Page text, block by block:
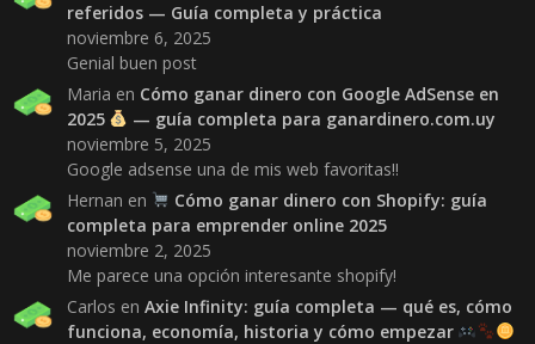
referidos — Guía completa y práctica
noviembre 6, 2025
Genial buen post
Maria en Cómo ganar dinero con Google AdSense en
2025
— guía completa para ganardinero.com.uy
noviembre 5, 2025
Google adsense una de mis web favoritas!!
Hernan en
Cómo ganar dinero con Shopify: guía
completa para emprender online 2025
noviembre 2, 2025
Me parece una opción interesante shopify!
Carlos en Axie Infinity: guía completa — qué es, cómo
funciona, economía, historia y cómo empezar